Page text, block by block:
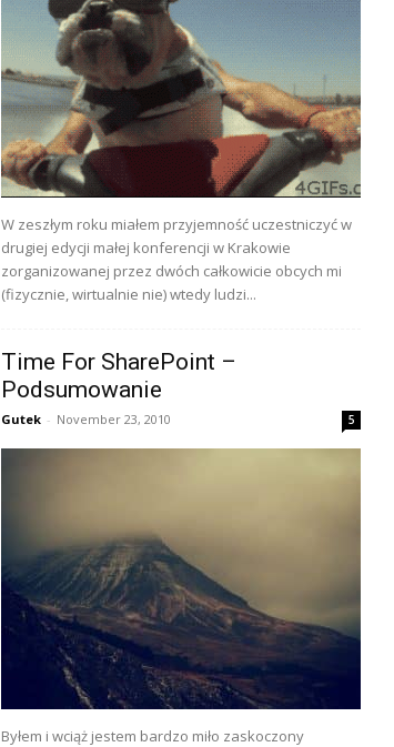
W zeszłym roku miałem przyjemność uczestniczyć w
drugiej edycji małej konferencji w Krakowie
zorganizowanej przez dwóch całkowicie obcych mi
(fizycznie, wirtualnie nie) wtedy ludzi...
Time For SharePoint –
Podsumowanie
Gutek - November 23, 2010 5
Byłem i wciąż jestem bardzo miło zaskoczony